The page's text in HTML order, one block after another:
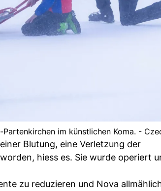
im künstlichen Koma. -
Blutung, eine Verletzung der
hiess es. Sie wurde operiert
zu reduzieren und Nova